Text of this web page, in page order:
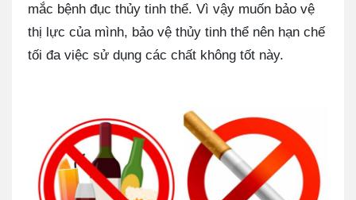
mắc bệnh đục thủy tinh thể. Vì vậy muốn bảo vệ
thị lực của mình, bảo vệ thủy tinh thể nên hạn chế
tối đa việc sử dụng các chất không tốt này.